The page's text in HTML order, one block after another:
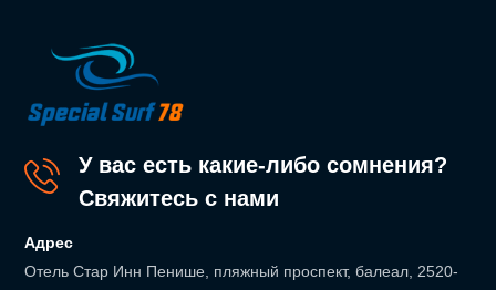
У вас есть какие-либо сомнения?
Свяжитесь с нами
Адрес
Отель Стар Инн Пенише, пляжный проспект, балеал, 2520-